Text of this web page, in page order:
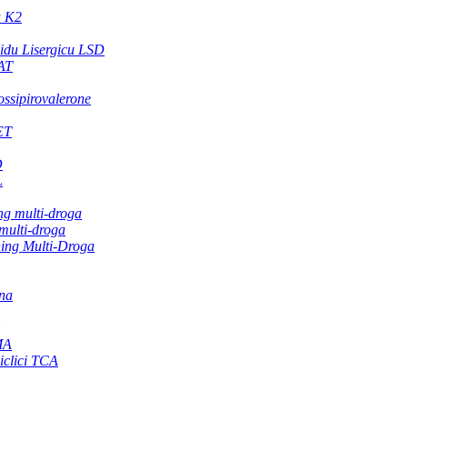
K2
Lisergicu LSD
multi-droga
droga
Multi-Droga
TCA